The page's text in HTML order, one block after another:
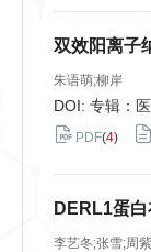
双效阳离子
朱语萌;柳岸
DOI: 专辑：
PDF(4)
DERL1蛋
李艺冬;张雪;周